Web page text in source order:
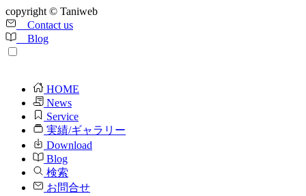
copyright © Taniweb
Contact us
Blog
HOME
News
Service
実績/ギャラリー
Download
Blog
検索
お問合せ